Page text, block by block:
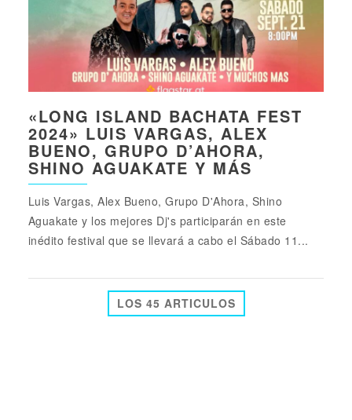
«LONG ISLAND BACHATA FEST
2024» LUIS VARGAS, ALEX
BUENO, GRUPO D’AHORA,
SHINO AGUAKATE Y MÁS
Luis Vargas, Alex Bueno, Grupo D'Ahora, Shino
Aguakate y los mejores Dj's participarán en este
inédito festival que se llevará a cabo el Sábado 11...
LOS 45 ARTICULOS